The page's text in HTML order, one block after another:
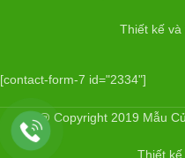
Thiết kế
[contact-form-7 id="2334"]
@ Copyright 2019 Mẫu
Thiết kế